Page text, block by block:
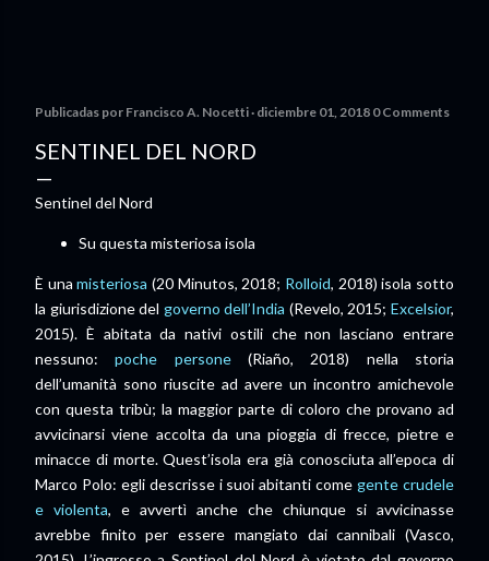
Publicadas por Francisco A. Nocetti diciembre 01, 2018 0 Comments
SENTINEL DEL NORD
Sentinel del Nord
Su questa misteriosa isola
È unamisteriosa (20 Minutos, 2018; Rolloid, 2018) isola sotto
la giurisdizione del governo dell’India (Revelo, 2015;Excelsior,
2015). È abitata da nativi ostili che non lasciano entrare
nessuno:poche persone(Riaño, 2018) nella storia
dell’umanità sono riuscite ad avere un incontro amichevole
con questa tribù; la maggior parte di coloro che provano ad
avvicinarsi viene accolta da una pioggia di frecce, pietre e
minacce di morte. Quest’isola era già conosciuta all’epoca di
Marco Polo: egli descrisse i suoi abitanti comegente crudele
e violenta, e avvertì anche che chiunque si avvicinasse
avrebbe finito per essere mangiato dai cannibali (Vasco,